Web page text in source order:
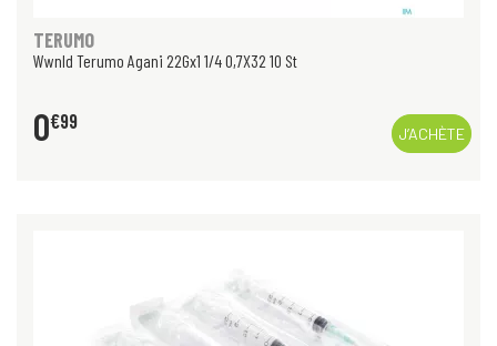
TERUMO
Wwnld Terumo Agani 22Gx1 1/4 0,7X32 10 St
0€99
J’ACHÈTE